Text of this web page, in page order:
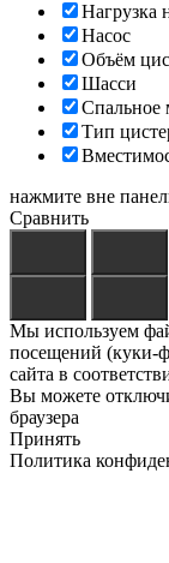
Нагрузка
Насос
Объём
Шасси
Спальное
Тип
нажмите вне
Сравнить
Мы используем
посещений (куки-
сайта в
Вы можете
браузера
Принять
Политика